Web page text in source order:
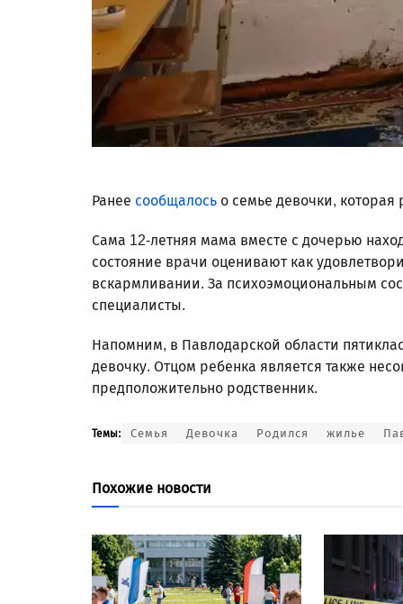
Ранее сообщалось о семье девочки, которая
Сама 12-летняя мама вместе с дочерью
состояние врачи оценивают как
вскармливании. За психоэмоциональным
специалисты.
Напомним, в Павлодарской области
девочку. Отцом ребенка является также
предположительно родственник.
Темы: Семья Девочка Родился жилье
Похожие новости